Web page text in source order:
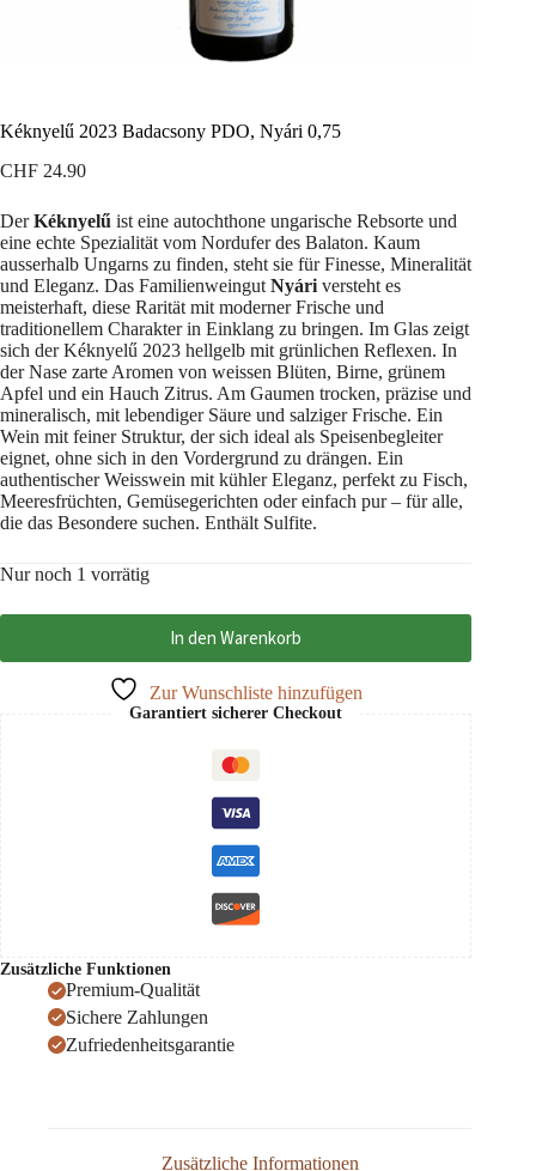
Kéknyelű 2023 Badacsony PDO, Nyári 0,75
CHF 24.90
DerKéknyelű ist eine autochthone ungarische Rebsorte und
eine echte Spezialität vom Nordufer des Balaton. Kaum
ausserhalb Ungarns zu finden, steht sie für Finesse, Mineralität
und Eleganz. Das Familienweingut Nyári versteht es
meisterhaft, diese Rarität mit moderner Frische und
traditionellem Charakter in Einklang zu bringen. Im Glas zeigt
sich der Kéknyelű 2023 hellgelb mit grünlichen Reflexen. In
der Nase zarte Aromen von weissen Blüten, Birne, grünem
Apfel und ein Hauch Zitrus. Am Gaumen trocken, präzise und
mineralisch, mit lebendiger Säure und salziger Frische. Ein
Wein mit feiner Struktur, der sich ideal als Speisenbegleiter
eignet, ohne sich in den Vordergrund zu drängen. Ein
authentischer Weisswein mit kühler Eleganz, perfekt zu Fisch,
Meeresfrüchten, Gemüsegerichten oder einfach pur – für alle,
die das Besondere suchen. Enthält Sulfite.
Nur noch 1 vorrätig
In den Warenkorb
Zur Wunschliste hinzufügen
Garantiert sicherer Checkout
Zusätzliche Funktionen
Premium-Qualität
Sichere Zahlungen
Zufriedenheitsgarantie
Zusätzliche Informationen